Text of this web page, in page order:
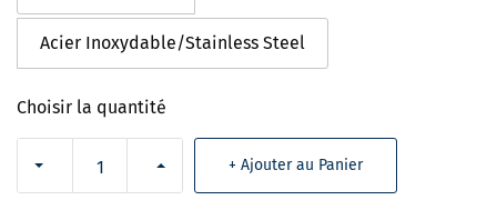
Acier Inoxydable/Stainless Steel
Choisir la quantité
+ Ajouter au Panier